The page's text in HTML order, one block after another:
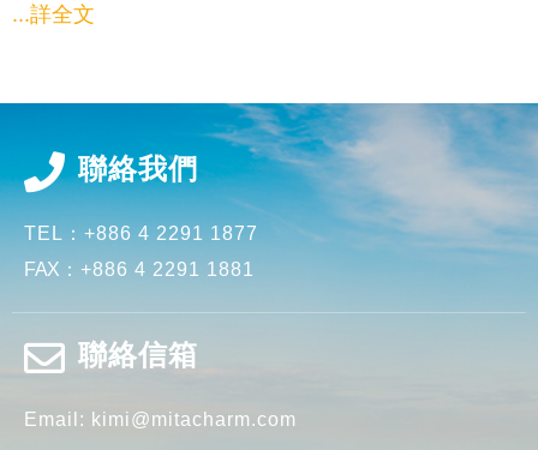
...詳全文
聯絡我們
TEL： +886 4 2291 1877
FAX ： +886 4 2291 1881
聯絡信箱
Email: kimi@mitacharm.com